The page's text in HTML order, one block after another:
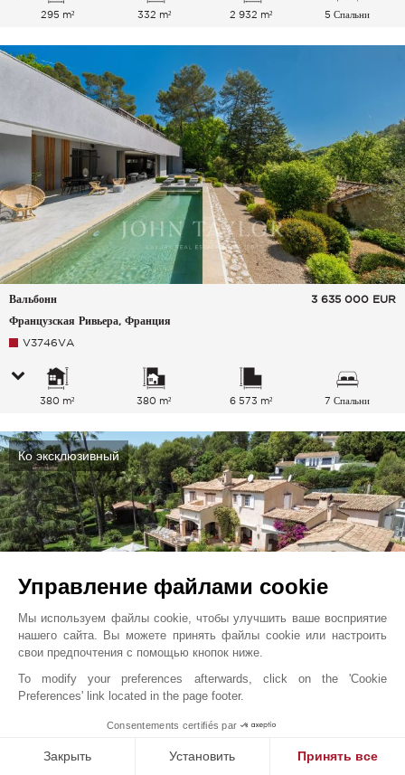
295 m² 332 m² 2 932 m² 5 Спальни
Вальбонн
Французская Ривьера, Франция
3 635 000 EUR
V3746VA
380 m² 380 m² 6 573 m² 7 Спальни
Ко эксклюзивный
Биот
1 990 000 EUR
Управление файлами cookie
Мы используем файлы cookie, чтобы улучшить ваше восприятие
нашего сайта. Вы можете принять файлы cookie или настроить
свои предпочтения с помощью кнопок ниже.
To modify your preferences afterwards, click on the 'Cookie
Preferences' link located in the page footer.
Consentements certifiés par
Закрыть Установить Принять все